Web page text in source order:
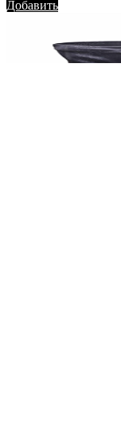
Добавить